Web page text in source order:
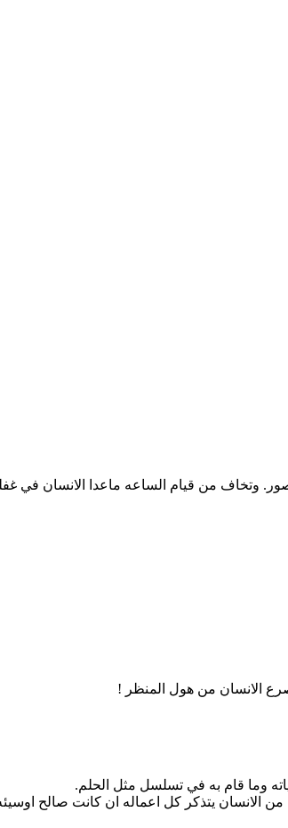
وتخاف من قيام الساعه ماعدا اﻻنسان في
الانسان من هول المنظر !
اﻻنسان يتذكر كل اعماله ان كانت صالح